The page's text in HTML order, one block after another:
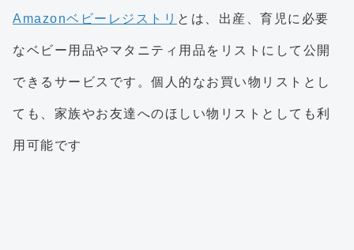
Amazonベビーレジストリ とは、出産、育児に必要
なベビー用品やマタニティ用品をリストにして公開
できるサービスです。個人的なお買い物リストとし
ても、家族やお友達へのほしい物リストとしても利
用可能です